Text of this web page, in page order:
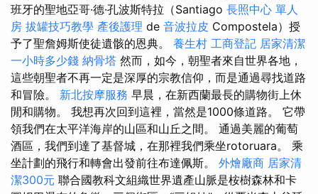
班牙的聖地亞哥·德·孔波斯特拉（Santiago 長照中心 單人
房 拔罐技巧教學 產後護理 de 音波拉皮 Compostela）授
予了聖詹姆斯使徒遺骸的恩典。 養生村 工商登記 居家清潔
一小時多少錢 納骨塔 然而，如今，朝聖者來自世界各地，
這些朝聖者不再一定是深厚的宗教信仰，而是通過尋找道路
和冒險。 新北按摩服務 早晨，在新西蘭最長的購物街上休
閒和購物。 我想再次回到這裡，當然是1000條道路。 它帶
領我們在太平洋海岸的山區和山丘之間。 通過美麗的葡萄
酒區，我們到達了基督城，在那裡我們乘坐rotoruara。 乘
坐計劃的飛行和轉會出發前往布達佩斯。 外燴廠商 居家清
潔300元 聯合國教科文組織世界遺產山脈是桉樹森林和卡